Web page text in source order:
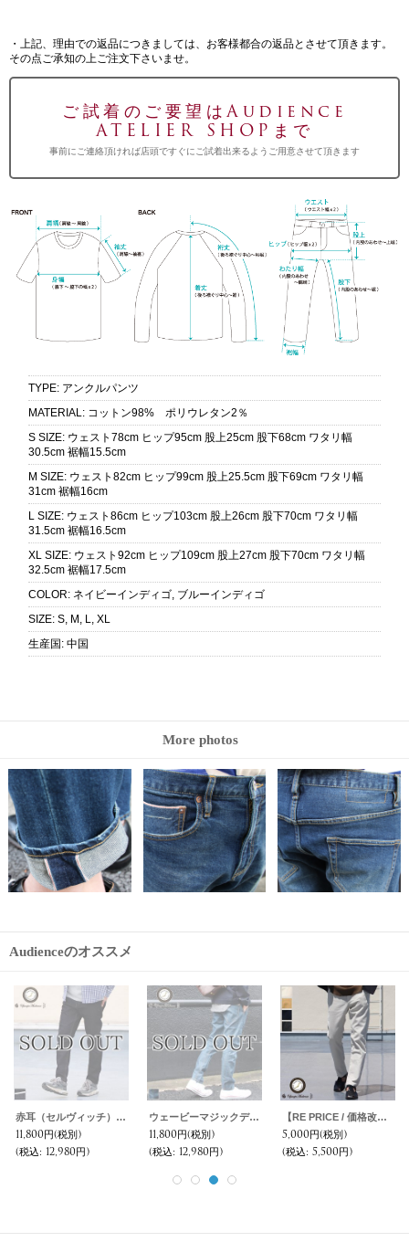
・上記、理由での返品につきましては、お客様都合の返品とさせて頂きます。
その点ご承知の上ご注文下さいませ。
ご試着のご要望はAudience
ATELIER SHOPまで
事前にご連絡頂ければ店頭ですぐにご試着出来るようご用意させて頂きます
TYPE: アンクルパンツ
MATERIAL: コットン98% ポリウレタン2％
S SIZE: ウェスト78cm ヒップ95cm 股上25cm 股下68cm ワタリ幅
30.5cm 裾幅15.5cm
M SIZE: ウェスト82cm ヒップ99cm 股上25.5cm 股下69cm ワタリ幅
31cm 裾幅16cm
L SIZE: ウェスト86cm ヒップ103cm 股上26cm 股下70cm ワタリ幅
31.5cm 裾幅16.5cm
XL SIZE: ウェスト92cm ヒップ109cm 股上27cm 股下70cm ワタリ幅
32.5cm 裾幅17.5cm
COLOR: ネイビーインディゴ, ブルーインディゴ
SIZE: S, M, L, XL
生産国 : 中国
More photos
Audienceのオススメ
赤耳（セルヴィッチ）インディゴデニム アンクルパンツ【MADE IN JAPAN】『日本製』【送料無料】/ Upscape Audience
11,800円(税別)
(税込: 12,980円)
ウェービーマジックデニム立体裁断アンクルパンツ【MADE IN JAPAN】『日本製』【送料無料】/ Upscape Audience
11,800円(税別)
(税込: 12,980円)
【RE PRICE / 価格改定】コーデュロイアンクルパンツ【MADE IN JAPAN】『日本製』/ Upscape Audience
5,000円(税別)
(税込: 5,500円)